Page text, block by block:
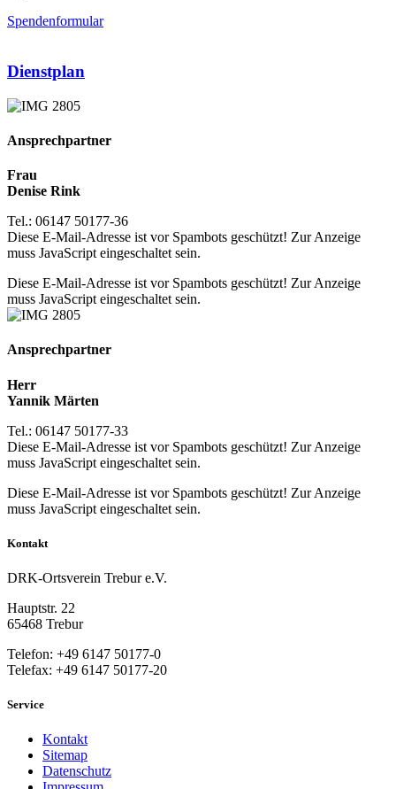
Spendenformular
Dienstplan
Ansprechpartner
Frau
Denise Rink
Tel.: 06147 50177-36
Diese E-Mail-Adresse ist vor Spambots geschützt! Zur Anzeige
muss JavaScript eingeschaltet sein.
Diese E-Mail-Adresse ist vor Spambots geschützt! Zur Anzeige
muss JavaScript eingeschaltet sein.
Ansprechpartner
Herr
Yannik Märten
Tel.: 06147 50177-33
Diese E-Mail-Adresse ist vor Spambots geschützt! Zur Anzeige
muss JavaScript eingeschaltet sein.
Diese E-Mail-Adresse ist vor Spambots geschützt! Zur Anzeige
muss JavaScript eingeschaltet sein.
Kontakt
DRK-Ortsverein Trebur e.V.
Hauptstr. 22
65468 Trebur
Telefon: +49 6147 50177-0
Telefax: +49 6147 50177-20
Service
Kontakt
Sitemap
Datenschutz